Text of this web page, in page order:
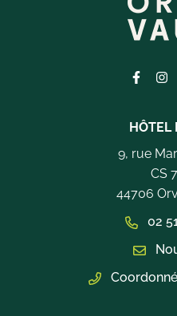
Lien
HÔTEL
9, rue
CS
44706
02